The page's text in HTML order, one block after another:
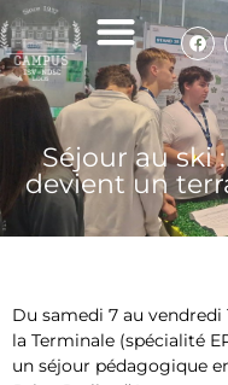
Séjour au ski
devient un
Du samedi 7 au vendredi
la Terminale (spécialité
un séjour pédagogique